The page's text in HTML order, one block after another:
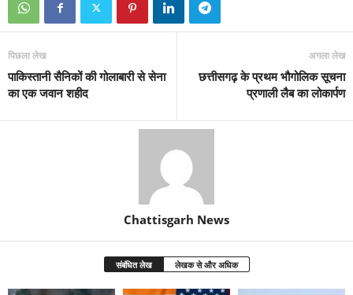
पिछला लेख
पाकिस्तानी सैनिकों की गोलाबारी से सेना
का एक जवान शहीद
अगला लेख
छत्तीसगढ़ के प्रथम भौगोलिक सूचना
प्रणाली लैब का लोकार्पण
Chattisgarh News
संबंधित लेख लेखक से और अधिक